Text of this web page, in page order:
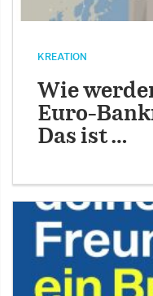
KREATION
Wie
Euro-
Das ist …